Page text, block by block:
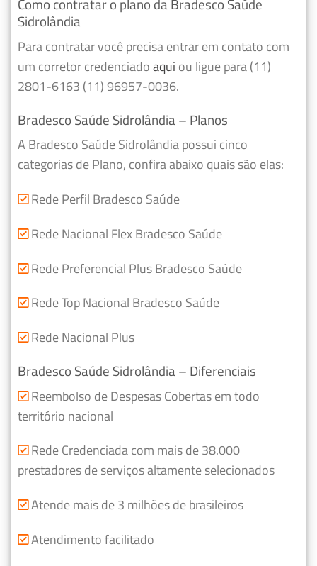
Sidrolândia
Para contratar você precisa entrar em contato com
um corretor credenciadoaqui ou ligue para (11)
2801-6163 (11) 96957-0036.
Bradesco Saúde Sidrolândia – Planos
A Bradesco Saúde Sidrolândia possui cinco
categorias de Plano, confira abaixo quais são elas:
Rede Perfil Bradesco Saúde
Rede Nacional Flex Bradesco Saúde
Rede Preferencial Plus Bradesco Saúde
Rede Top Nacional Bradesco Saúde
Rede Nacional Plus
Bradesco Saúde Sidrolândia – Diferenciais
Reembolso de Despesas Cobertas em todo
território nacional
Rede Credenciada com mais de 38.000
prestadores de serviços altamente selecionados
Atende mais de 3 milhões de brasileiros
Atendimento facilitado